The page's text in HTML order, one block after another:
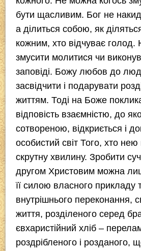
бути щасливим. Бог не
а ділиться собою, як
кожним, хто відчуває голод.
змусити молитися чи
заповіді. Божу любов до
засвідчити і подарувати
життям. Тоді на Боже
відповість взаємністю, до
сотвореною, відкриється і
особистий світ Того, хто нею
скрутну хвилину. Зробити
другом Христовим можна
її силою власного прикладу
внутрішнього переконання,
життя, розділеного серед
євхаристійний хліб –
роздрібленого і розданого,